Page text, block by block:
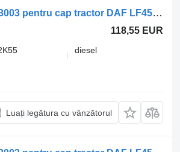
Etrier frana DAF,KNORR-BREMSE CF75 (01.01-) MXC9103003 pentru cap tractor DAF LF45, LF55, LF180, CF65, CF75, CF85 (2001-)
118,55 EUR
diesel
Luați legătura cu vânzătorul